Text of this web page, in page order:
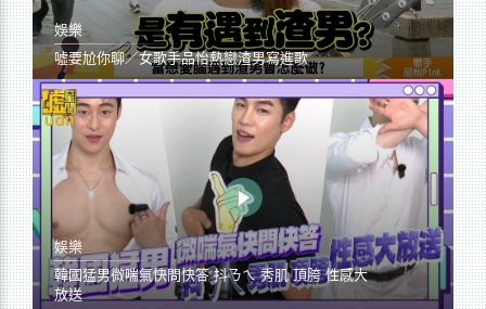
娛樂
噓要尬你聊／女歌手品怡熱戀渣男寫進歌
娛樂
韓國猛男微喘氣快問快答 抖ㄋㄟ 秀肌 頂胯 性感大
放送